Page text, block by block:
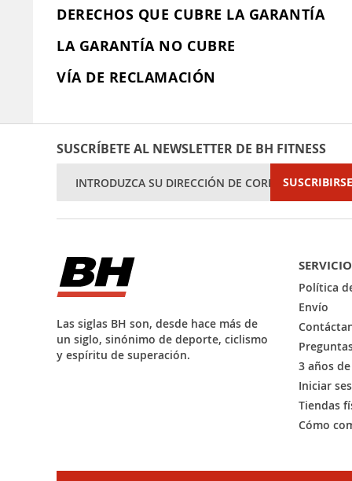
DERECHOS QUE CUBRE LA GARANTÍA
LA GARANTÍA NO CUBRE
VÍA DE RECLAMACIÓN
SUSCRÍBETE AL NEWSLETTER DE BH FITNESS
boletín
SUSCRIBIRSE
Las siglas BH son, desde hace más de
un siglo, sinónimo de deporte, ciclismo
y espíritu de superación.
Política
Envío
3 años
Iniciar
Tiendas
Cómo